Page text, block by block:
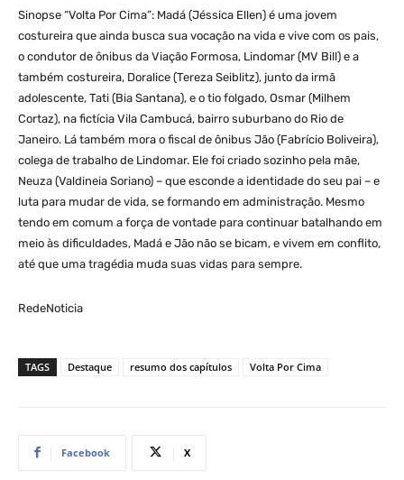
Sinopse “Volta Por Cima”: Madá (Jéssica Ellen) é uma jovem
costureira que ainda busca sua vocação na vida e vive com os pais,
o condutor de ônibus da Viação Formosa, Lindomar (MV Bill) e a
também costureira, Doralice (Tereza Seiblitz), junto da irmã
adolescente, Tati (Bia Santana), e o tio folgado, Osmar (Milhem
Cortaz), na fictícia Vila Cambucá, bairro suburbano do Rio de
Janeiro. Lá também mora o fiscal de ônibus Jão (Fabrício Boliveira),
colega de trabalho de Lindomar. Ele foi criado sozinho pela mãe,
Neuza (Valdineia Soriano) – que esconde a identidade do seu pai – e
luta para mudar de vida, se formando em administração. Mesmo
tendo em comum a força de vontade para continuar batalhando em
meio às dificuldades, Madá e Jão não se bicam, e vivem em conflito,
até que uma tragédia muda suas vidas para sempre.
RedeNoticia
TAGS Destaque resumo dos capítulos Volta Por Cima
Facebook X